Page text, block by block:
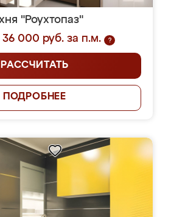
"Роухтопаз"
36 000 руб. за п.м.
?
РАССЧИТАТЬ
ПОДРОБНЕЕ